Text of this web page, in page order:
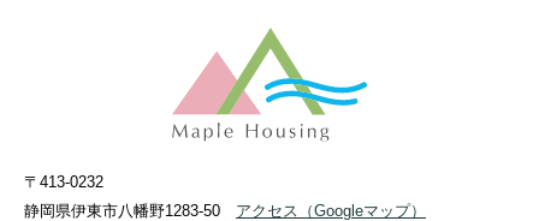
〒413-0232
静岡県伊東市八幡野1283-50
アクセス （Googleマップ）